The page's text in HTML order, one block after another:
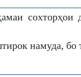
намуда,